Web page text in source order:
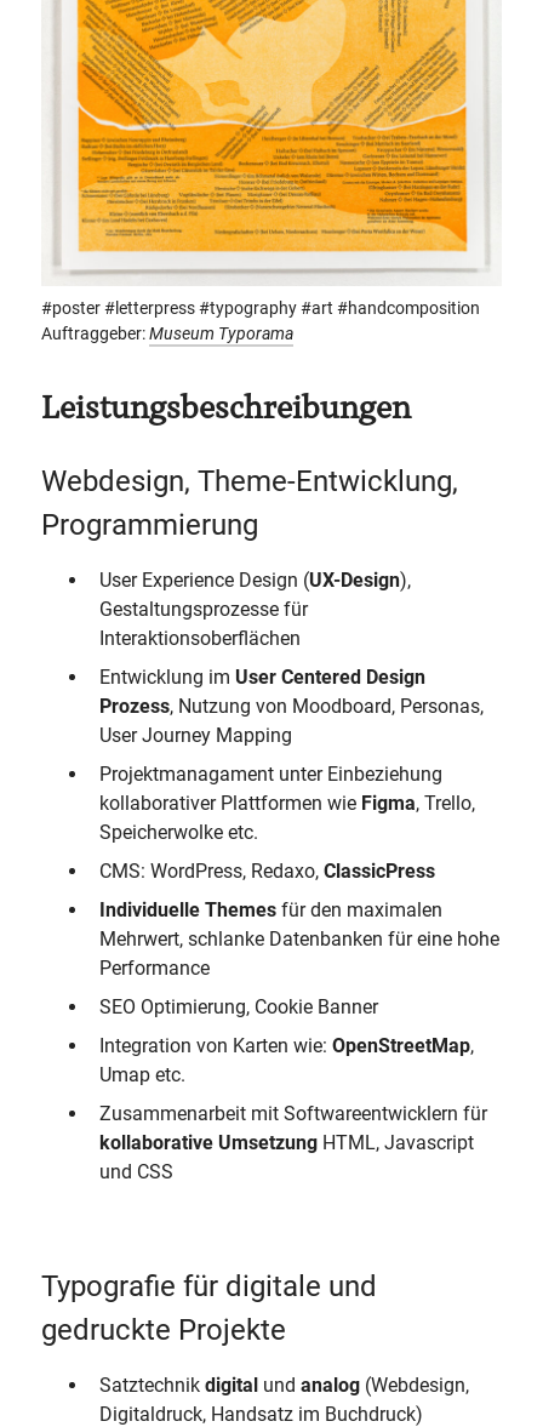
#poster #letterpress #typography #art #handcomposition
Auftraggeber:Museum Typorama
Leistungsbeschreibungen
Webdesign, Theme-Entwicklung,
Programmierung
User Experience Design (UX-Design),
Gestaltungsprozesse für
Interaktionsoberflächen
Entwicklung im User Centered Design
Prozess, Nutzung von Moodboard, Personas,
User Journey Mapping
Projektmanagament unter Einbeziehung
kollaborativer Plattformen wie Figma, Trello,
Speicherwolke etc.
CMS: WordPress, Redaxo,ClassicPress
Individuelle Themes für den maximalen
Mehrwert, schlanke Datenbanken für eine hohe
Performance
SEO Optimierung, Cookie Banner
Integration von Karten wie:OpenStreetMap,
Umap etc.
Zusammenarbeit mit Softwareentwicklern für
kollaborative Umsetzung HTML, Javascript
und CSS
Typografie für digitale und
gedruckte Projekte
Satztechnikdigital undanalog (Webdesign,
Digitaldruck, Handsatz im Buchdruck)